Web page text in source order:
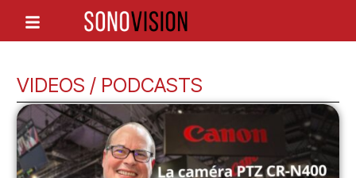
VIDEOS / PODCASTS